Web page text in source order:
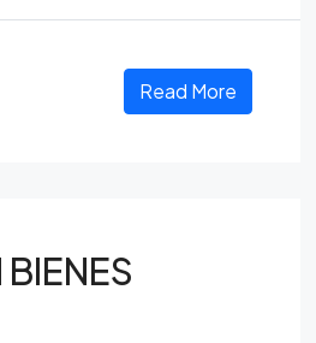
Read More
BIENES